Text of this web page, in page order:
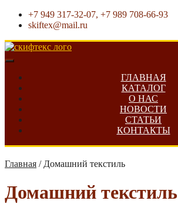
+7 949 317-32-07, +7 989 708-66-93
skiftex@mail.ru
ГЛАВНАЯ
КАТАЛОГ
О НАС
НОВОСТИ
СТАТЬИ
КОНТАКТЫ
Главная / Домашний текстиль
Домашний текстиль